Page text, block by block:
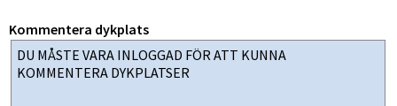
Kommentera dykplats